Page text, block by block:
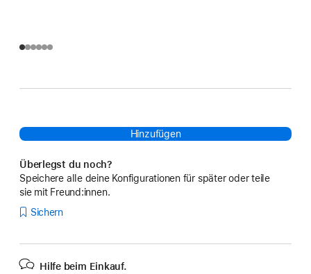
Hinzufügen
Überlegst du noch?
Speichere alle deine Konfigurationen für später oder teile
sie mit Freund:innen.
Sichern
Hilfe beim Einkauf.